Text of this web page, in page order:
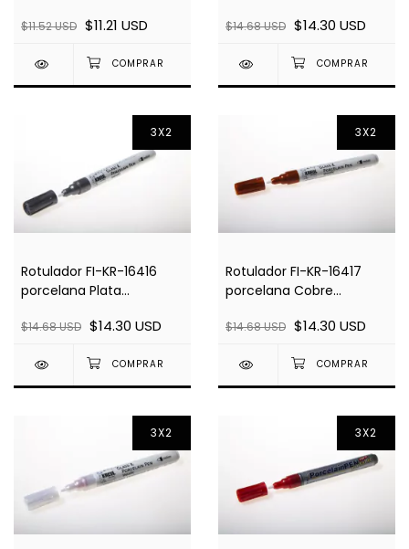
$11.52 USD $11.21 USD $14.68 USD $14.30 USD
3X2
Rotulador FI-KR-16416
porcelana Plata
$14.68 USD $14.30 USD
3X2
Rotulador FI-KR-16417
porcelana Cobre
$14.68 USD $14.30 USD
3X2 3X2